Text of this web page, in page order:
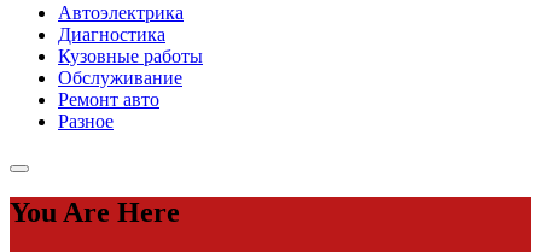
Автоэлектрика
Диагностика
Кузовные работы
Обслуживание
Ремонт авто
Разное
You Are Here